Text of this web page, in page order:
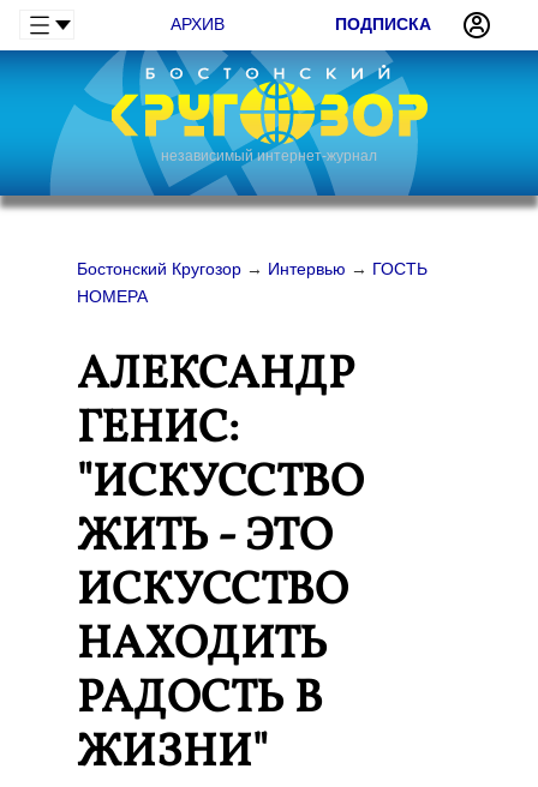
АРХИВ ПОДПИСКА
независимый интернет-журнал
Бостонский Кругозор → Интервью → ГОСТЬ
НОМЕРА
АЛЕКСАНДР
ГЕНИС:
"ИСКУССТВО
ЖИТЬ - ЭТО
ИСКУССТВО
НАХОДИТЬ
РАДОСТЬ В
ЖИЗНИ"